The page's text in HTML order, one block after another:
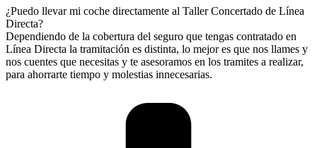
¿Puedo llevar mi coche directamente al Taller Concertado de Línea
Directa?
Dependiendo de la cobertura del seguro que tengas contratado en
Línea Directa la tramitación es distinta, lo mejor es que nos llames y
nos cuentes que necesitas y te asesoramos en los tramites a realizar,
para ahorrarte tiempo y molestias innecesarias.